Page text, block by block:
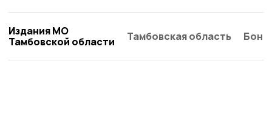
Издания МО
Тамбовской области
Тамбовская область